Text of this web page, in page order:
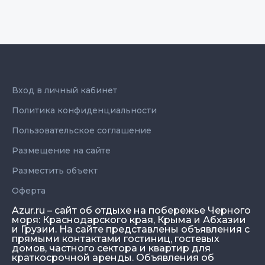
Azur.ru – сайт об отдыхе на побережье Черного
моря: Краснодарского края, Крыма и Абхазии
и Грузии. На сайте представлены объявления с
прямыми контактами гостиниц, гостевых
домов, частного сектора и квартир для
краткосрочной аренды. Объявления об
Вход в личный кабинет
Политика конфиденциальности
Пользовательское соглашение
Размещение на сайте
Разместить объект
Оферта